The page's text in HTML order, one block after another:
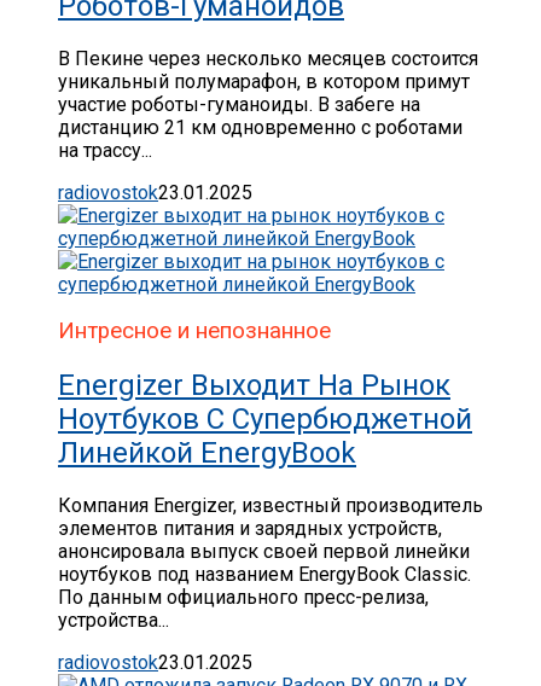
В Пекине через несколько месяцев состоится
уникальный полумарафон, в котором примут
участие роботы-гуманоиды. В забеге на
дистанцию 21 км одновременно с роботами
на трассу...
radiovostok23.01.2025
Интресное и непознанное
Energizer Выходит На Рынок
Ноутбуков С Супербюджетной
Линейкой EnergyBook
Компания Energizer, известный производитель
элементов питания и зарядных устройств,
анонсировала выпуск своей первой линейки
ноутбуков под названием EnergyBook Classic.
По данным официального пресс-релиза,
устройства...
radiovostok23.01.2025